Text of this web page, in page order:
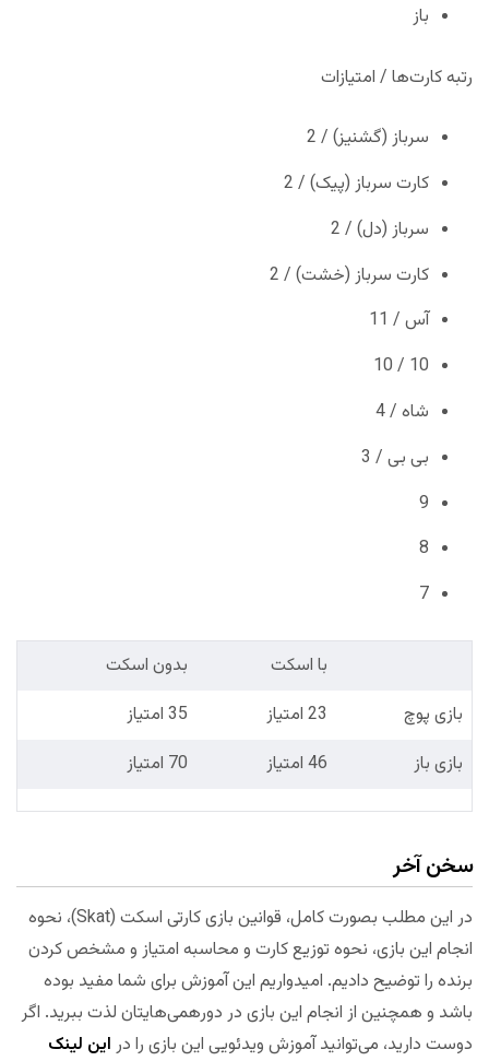
باز
رتبه کارت‌ها / امتیازات
سرباز (گشنیز) / 2
کارت سرباز (پیک) / 2
سرباز (دل) / 2
کارت سرباز (خشت) / 2
آس / 11
10 / 10
شاه / 4
بی بی / 3
9
8
7
با اسکت
بدون اسکت
بازی پوچ
23 امتیاز
35 امتیاز
بازی باز
46 امتیاز 70 امتیاز
سخن آخر
در این مطلب بصورت کامل، قوانین بازی کارتی اسکت (Skat)، نحوه
انجام این بازی، نحوه توزیع کارت و محاسبه امتیاز و مشخص کردن
برنده را توضیح دادیم. امیدواریم این آموزش برای شما مفید بوده
باشد و همچنین از انجام این بازی در دورهمی‌هایتان لذت ببرید. اگر
دوست دارید، می‌توانید آموزش ویدئویی این بازی را در این لینک